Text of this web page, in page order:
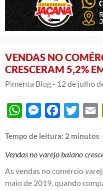
VENDAS NO
CRESCERAM 5,2%
Pimenta Blog - 12 de julho
WhatsAppMessengerFacebook
Twitter
Tempo de leitura: 2 minutos
Vendas no varejo baiano
As vendas no comércio
maio de 2019, quando